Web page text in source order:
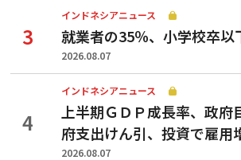
インドネシアニュース
就業者の35％、小学校卒以
2026.08.07
インドネシアニュース
上半期ＧＤＰ成長率、政府
府支出けん引、投資で雇用
2026.08.07